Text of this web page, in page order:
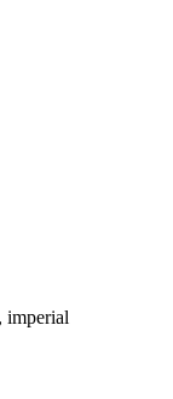
imperial